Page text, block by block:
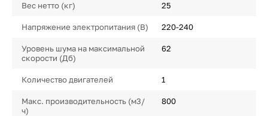
Вес нетто (кг) 25
Напряжение электропитания (В) 220-240
Уровень шума на максимальной
скорости (Дб)
62
Количество двигателей 1
Макс. производительность (м3/
ч)
800